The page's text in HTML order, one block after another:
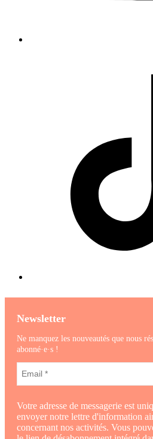
Newsletter
Ne manquez les nouveautés que nous
abonné·e·s !
Votre adresse de messagerie est
envoyer notre lettre d'information
concernant nos activités. Vous